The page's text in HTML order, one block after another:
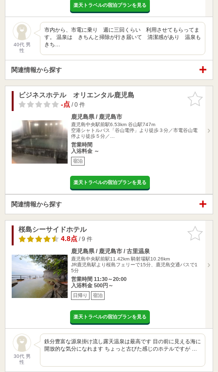
楽天トラベルの宿泊プランを見る
40代 男
性
市内から、市電に乗り 週に三回くらい 利用させてもらってま
す。 温泉は きちんと掃除が行き届いて 清潔感があり 温泉も
きち…
関連情報から探す
お気に入
りに追加
ビジネスホテル オリエンタル鹿児島
-点/ 0 件
鹿児島県 / 鹿児島市
鹿児島中央駅前駅6.53km 谷山駅747m
空港シャトルバス「谷山電停」より徒歩３分／市電谷山電
停より徒歩５分／…
営業時間
入浴料金 ～
宿泊
楽天トラベルの宿泊プランを見る
関連情報から探す
お気に入
りに追加
桜島シーサイドホテル
4.8点/ 9 件
鹿児島県 / 鹿児島市 / 古里温泉
鹿児島中央駅前駅11.42km 騎射場駅10.26km
JR鹿児島駅より桜島フェリーで15分、鹿児島交通バスで1
5分
営業時間 11:30～20:00
入浴料金 500円～
日帰り 宿泊
楽天トラベルの宿泊プランを見る
30代 男
性
鉄分豊富な源泉掛け流し露天温泉は最高です 目の前に見える海に
開放的な気分になれます ちょっと古びた感じのホテルですが …